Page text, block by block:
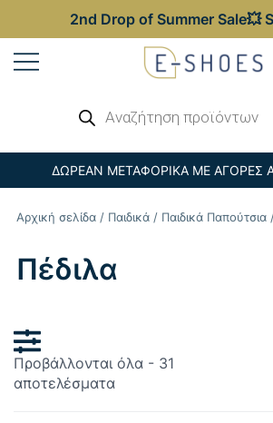
2nd Drop of Summer Sale💥
Παπούτσια –
προϊόντων
ΔΩΡΕΑΝ ΜΕΤΑΦΟΡΙΚΑ ΜΕ ΑΓΟΡΕΣ
Αρχική σελίδα / Παιδικά / Παιδικά Παπούτσια
Πέδιλα
Προβάλλονται όλα - 31
αποτελέσματαSorted